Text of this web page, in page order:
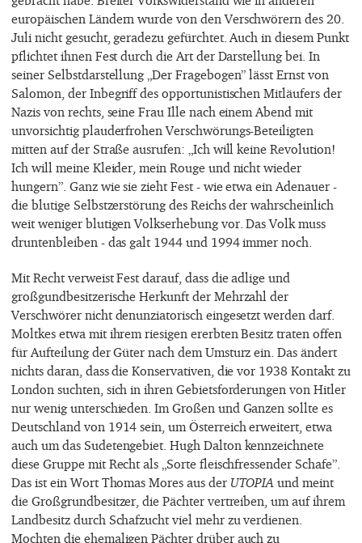
europäischen Ländern wurde von den Verschwörern des 20.
Juli nicht gesucht, geradezu gefürchtet. Auch in diesem Punkt
pflichtet ihnen Fest durch die Art der Darstellung bei. In
seiner Selbstdarstellung „Der Fragebogen” lässt Ernst von
Salomon, der Inbegriff des opportunistischen Mitläufers der
Nazis von rechts, seine Frau Ille nach einem Abend mit
unvorsichtig plauderfrohen Verschwörungs-Beteiligten
mitten auf der Straße ausrufen: „Ich will keine Revolution!
Ich will meine Kleider, mein Rouge und nicht wieder
hungern”. Ganz wie sie zieht Fest - wie etwa ein Adenauer -
die blutige Selbstzerstörung des Reichs der wahrscheinlich
weit weniger blutigen Volkserhebung vor. Das Volk muss
druntenbleiben - das galt 1944 und 1994 immer noch.
Mit Recht verweist Fest darauf, dass die adlige und
großgundbesitzerische Herkunft der Mehrzahl der
Verschwörer nicht denunziatorisch eingesetzt werden darf.
Moltkes etwa mit ihrem riesigen ererbten Besitz traten offen
für Aufteilung der Güter nach dem Umsturz ein. Das ändert
nichts daran, dass die Konservativen, die vor 1938 Kontakt zu
London suchten, sich in ihren Gebietsforderungen von Hitler
nur wenig unterschieden. Im Großen und Ganzen sollte es
Deutschland von 1914 sein, um Österreich erweitert, etwa
auch um das Sudetengebiet. Hugh Dalton kennzeichnete
diese Gruppe mit Recht als „Sorte fleischfressender Schafe”.
Das ist ein Wort Thomas Mores aus der UTOPIA und meint
die Großgrundbesitzer, die Pächter vertreiben, um auf ihrem
Landbesitz durch Schafzucht viel mehr zu verdienen.
Mochten die ehemaligen Pächter drüber auch zu